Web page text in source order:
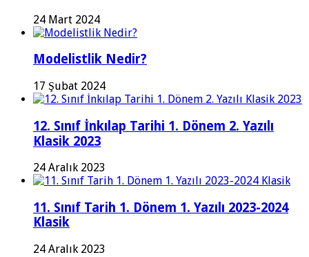
24 Mart 2024
Modelistlik Nedir?
17 Şubat 2024
12. Sınıf İnkılap Tarihi 1. Dönem 2. Yazılı
Klasik 2023
24 Aralık 2023
11. Sınıf Tarih 1. Dönem 1. Yazılı 2023-2024
Klasik
24 Aralık 2023